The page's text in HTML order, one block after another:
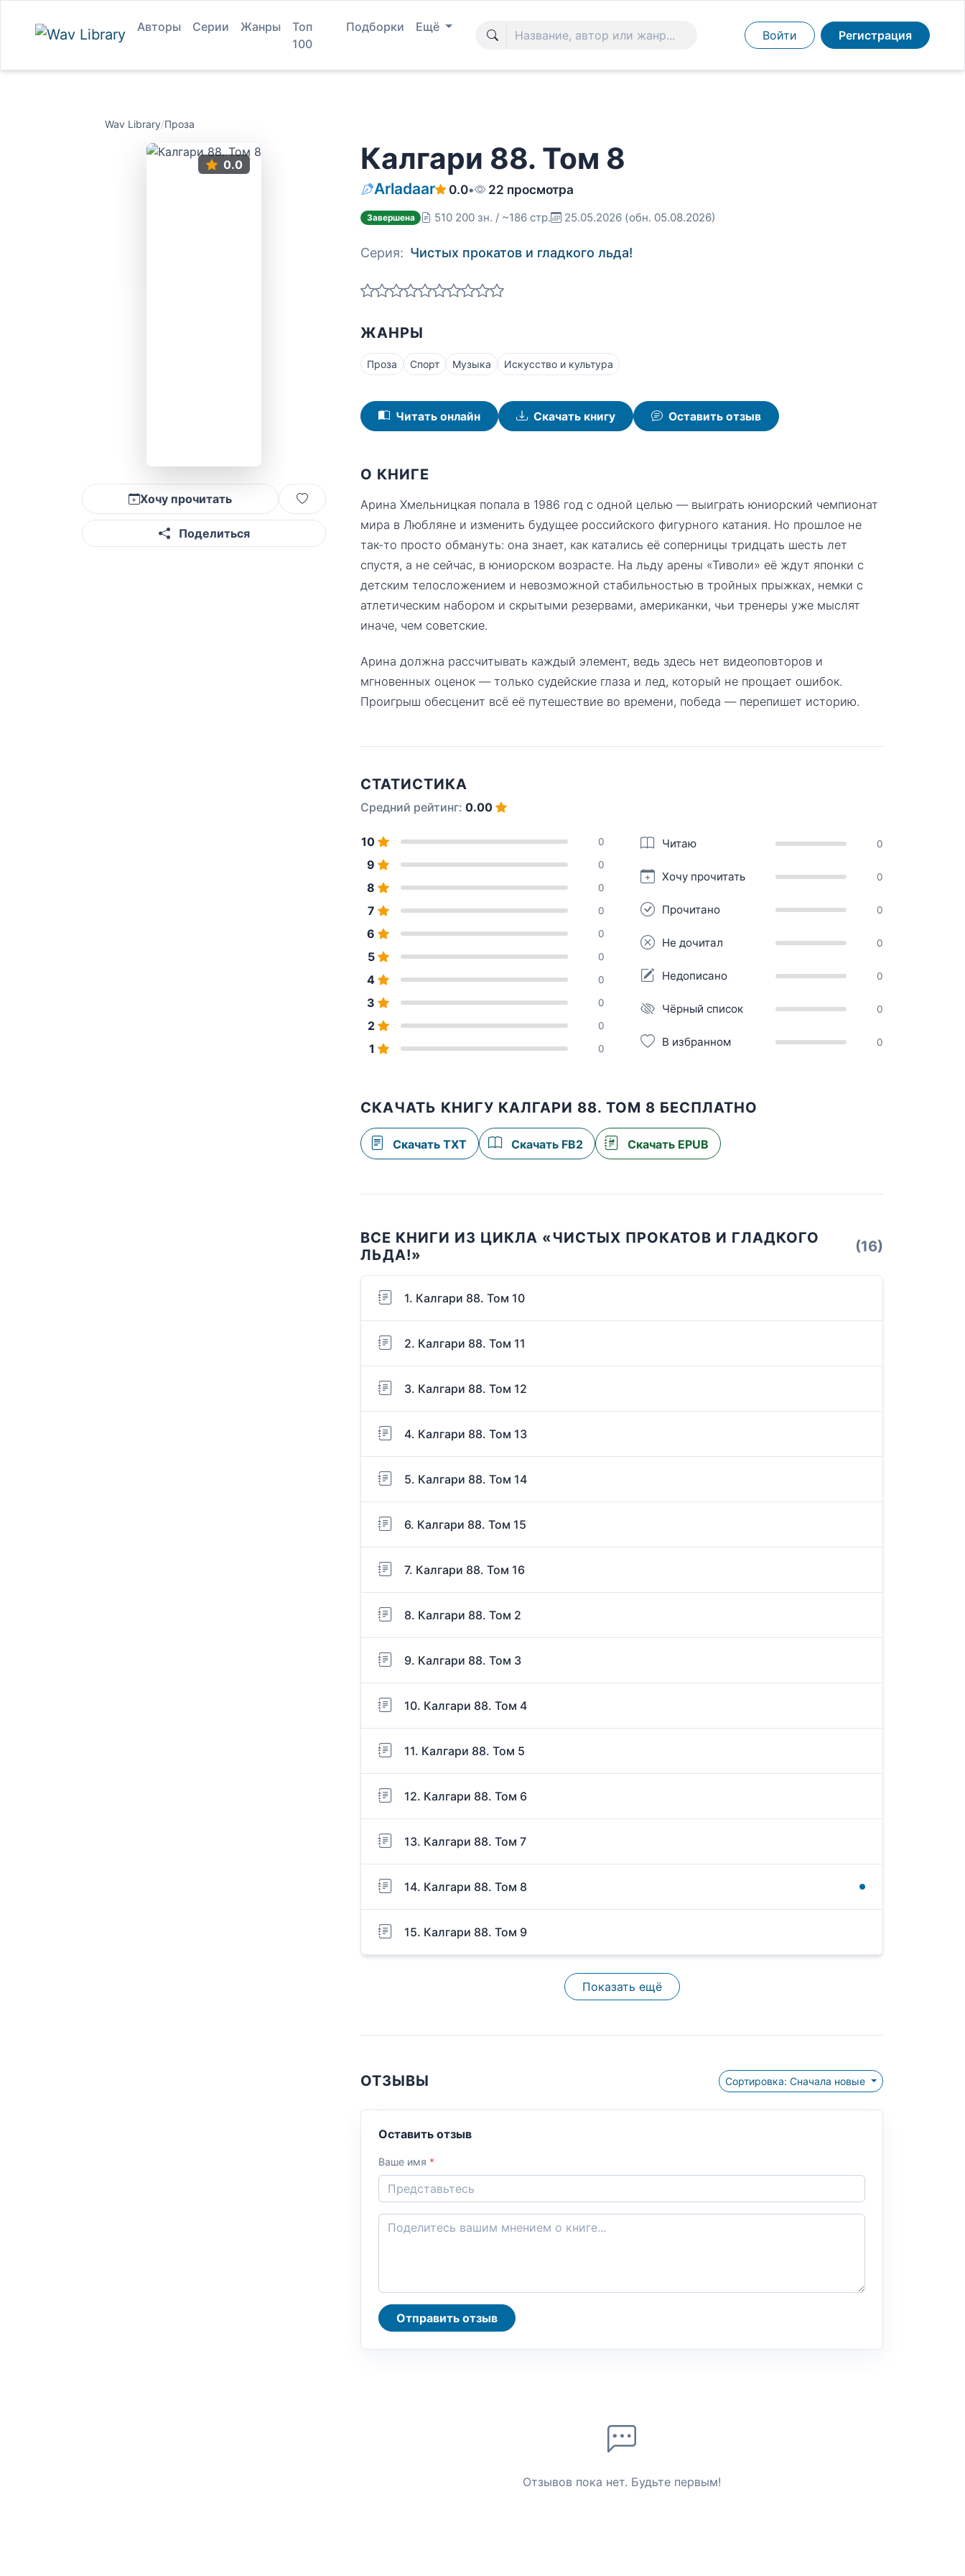
Авторы Серии Жанры
Топ
100
Подборки Ещё
Войти Регистрация
Wav Library/Проза
0.0
Хочу прочитать
Поделиться
Калгари 88. Том 8
Arladaar 0.0• 22 просмотра
Завершена 510 200 зн. / ~186 стр. 25.05.2026 (обн. 05.08.2026)
Серия: Чистых прокатов и гладкого льда!
ЖАНРЫ
Проза Спорт Музыка Искусство и культура
Читать онлайн Скачать книгу Оставить отзыв
О КНИГЕ
Арина Хмельницкая попала в 1986 год с одной целью — выиграть юниорский чемпионат
мира в Любляне и изменить будущее российского фигурного катания. Но прошлое не
так-то просто обмануть: она знает, как катались её соперницы тридцать шесть лет
спустя, а не сейчас, в юниорском возрасте. На льду арены «Тиволи» её ждут японки с
детским телосложением и невозможной стабильностью в тройных прыжках, немки с
атлетическим набором и скрытыми резервами, американки, чьи тренеры уже мыслят
иначе, чем советские.
Арина должна рассчитывать каждый элемент, ведь здесь нет видеоповторов и
мгновенных оценок — только судейские глаза и лед, который не прощает ошибок.
Проигрыш обесценит всё её путешествие во времени, победа — перепишет историю.
СТАТИСТИКА
Средний рейтинг: 0.00
10 0
9 0
8 0
7 0
6 0
5 0
4 0
3 0
2 0
1 0
Читаю 0
Хочу прочитать 0
Прочитано 0
Не дочитал 0
Недописано 0
Чёрный список 0
В избранном 0
СКАЧАТЬ КНИГУ КАЛГАРИ 88. ТОМ 8 БЕСПЛАТНО
Скачать TXT Скачать FB2 Скачать EPUB
ВСЕ КНИГИ ИЗ ЦИКЛА «ЧИСТЫХ ПРОКАТОВ И ГЛАДКОГО
ЛЬДА!»
(16)
1. Калгари 88. Том 10
2. Калгари 88. Том 11
3. Калгари 88. Том 12
4. Калгари 88. Том 13
5. Калгари 88. Том 14
6. Калгари 88. Том 15
7. Калгари 88. Том 16
8. Калгари 88. Том 2
9. Калгари 88. Том 3
10. Калгари 88. Том 4
11. Калгари 88. Том 5
12. Калгари 88. Том 6
13. Калгари 88. Том 7
14. Калгари 88. Том 8
15. Калгари 88. Том 9
Показать ещё
ОТЗЫВЫ Сортировка: Сначала новые
Оставить отзыв
Ваше имя *
Отправить отзыв
Отзывов пока нет. Будьте первым!